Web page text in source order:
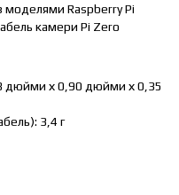
моделями Raspberry Pi
камери Pi Zero
дюйми х 0,90 дюйми х 0,35
3,4 г